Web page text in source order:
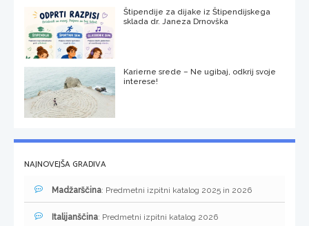
Štipendije za dijake iz Štipendijskega
sklada dr. Janeza Drnovška
Karierne srede – Ne ugibaj, odkrij svoje
interese!
NAJNOVEJŠA GRADIVA
Madžarščina: Predmetni izpitni katalog 2025 in 2026
Italijanščina: Predmetni izpitni katalog 2026